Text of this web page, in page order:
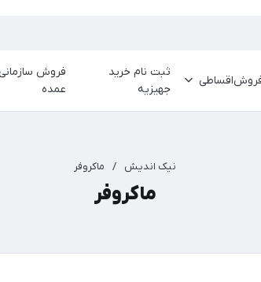
ثبت نام خرید
جهیزیه
فروش
عمده
نیک اندیش / ماکروفر
ماکروفر